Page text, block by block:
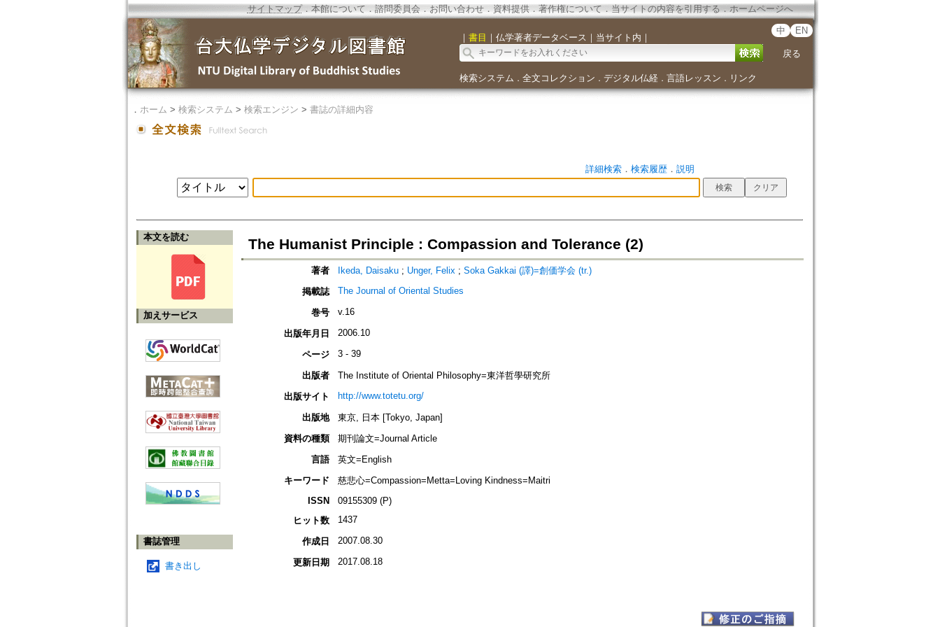
サイトマップ．本館について ． 諮問委員会． お問い合わせ． 資料提供． 著作権について．当サイトの内容を引用する ． ホームページへ
｜ 書目 ｜ 仏学著者データベース ｜ 当サイト内 ｜
中 EN
戻る
検索システム ． 全文コレクション ． デジタル仏経． 言語レッスン ． リンク
． ホーム > 検索システム > 検索エンジン > 書誌の詳細内容
詳細検索． 検索履歴． 説明
本文を読む
加えサービス
書誌管理
書き出し
The Humanist Principle : Compassion and Tolerance (2)
著者 Ikeda, Daisaku; Unger, Felix; Soka Gakkai (譯)=創価学会 (tr.)
掲載誌
The Journal of Oriental Studies
巻号 v.16
出版年月日 2006.10
ページ 3 - 39
出版者
The Institute of Oriental Philosophy=東洋哲學研究所
出版サイト
http://www.totetu.org/
出版地
東京, 日本 [Tokyo, Japan]
資料の種類
期刊論文=Journal Article
言語
英文=English
キーワード
慈悲心=Compassion=Metta=Loving Kindness=Maitri
ISSN
09155309 (P)
ヒット数
1437
作成日 2007.08.30
更新日期 2017.08.18